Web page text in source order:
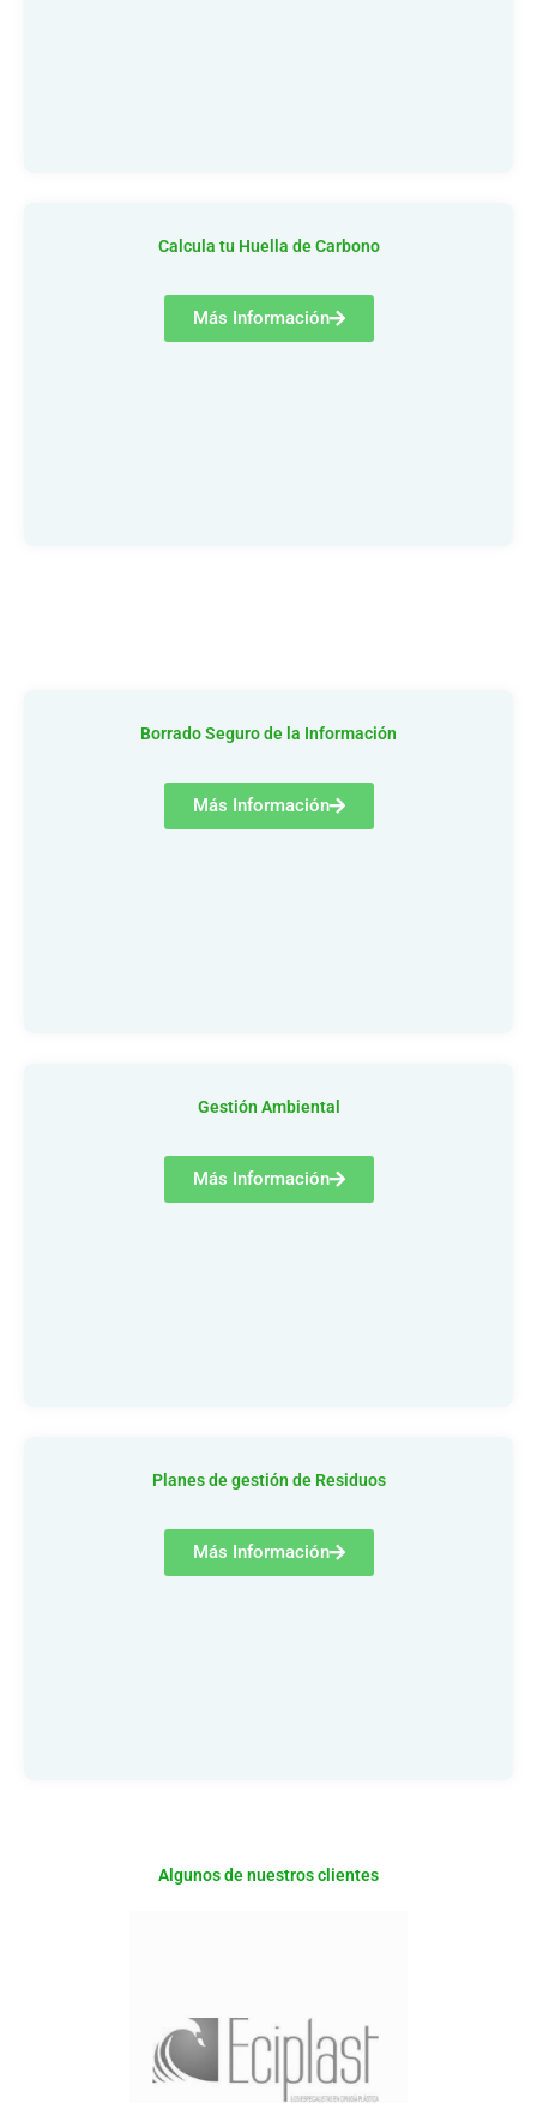
Calcula tu Huella de Carbono
Más Información
Borrado Seguro de la Información
Más Información
Gestión Ambiental
Más Información
Planes de gestión de Residuos
Más Información
Algunos de nuestros clientes